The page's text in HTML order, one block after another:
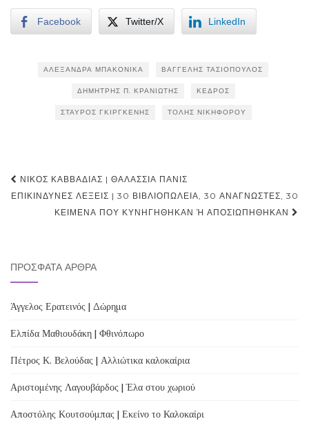
Facebook Twitter/X LinkedIn
ΑΛΕΞΆΝΔΡΑ ΜΠΑΚΟΝΊΚΑ ΒΑΓΓΈΛΗΣ ΤΑΣΙΌΠΟΥΛΟΣ
ΔΗΜΉΤΡΗΣ Π. ΚΡΑΝΙΏΤΗΣ ΚΈΔΡΟΣ
ΣΤΑΎΡΟΣ ΓΚΙΡΓΚΈΝΗΣ ΤΌΛΗΣ ΝΙΚΗΦΌΡΟΥ
Post
navigation
ΝΊΚΟΣ ΚΑΒΒΑΔΊΑΣ | ΘΑΛΑΣΣΙΑ ΠΑΝΙΣ
ΕΠΙΚΊΝΔΥΝΕΣ ΛΈΞΕΙΣ | 30 ΒΙΒΛΙΟΠΩΛΕΊΑ, 30 ΑΝΑΓΝΏΣΤΕΣ, 30
ΚΕΊΜΕΝΑ ΠΟΥ ΚΥΝΗΓΉΘΗΚΑΝ Ή ΑΠΟΣΙΩΠΉΘΗΚΑΝ
ΠΡΌΣΦΑΤΑ ΆΡΘΡΑ
Άγγελος Ερατεινός | Δώρημα
Ελπίδα Μαθιουδάκη | Φθινόπωρο
Πέτρος Κ. Βελούδας | Αλλιώτικα καλοκαίρια
Αριστομένης Λαγουβάρδος | Έλα στου χωριού
Αποστόλης Κουτσούμπας | Εκείνο το Καλοκαίρι